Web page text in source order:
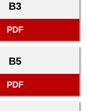
B3
PDF
B5
PDF